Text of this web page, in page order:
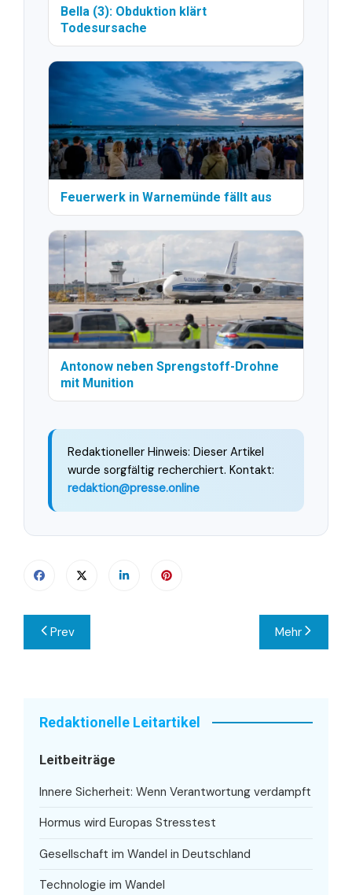
Bella (3): Obduktion klärt
Todesursache
Feuerwerk in Warnemünde fällt aus
Antonow neben Sprengstoff-Drohne
mit Munition
Redaktioneller Hinweis: Dieser Artikel
wurde sorgfältig recherchiert. Kontakt:
redaktion@presse.online
Beitragsnavigation
Prev Mehr
Redaktionelle Leitartikel
Leitbeiträge
Innere Sicherheit: Wenn Verantwortung verdampft
Hormus wird Europas Stresstest
Gesellschaft im Wandel in Deutschland
Technologie im Wandel